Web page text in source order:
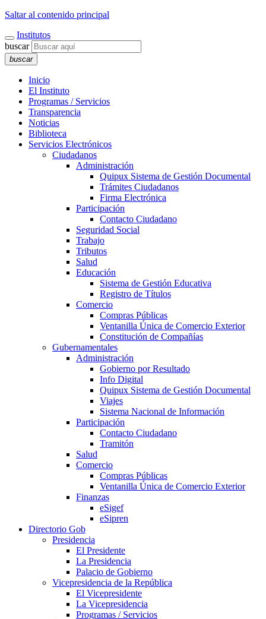
Saltar al contenido principal
Institutos
buscar
buscar
Inicio
El Instituto
Programas / Servicios
Transparencia
Noticias
Biblioteca
Servicios Electrónicos
Ciudadanos
Administración
Quipux Sistema de Gestión Documental
Trámites Ciudadanos
Firma Electrónica
Participación
Contacto Ciudadano
Seguridad Social
Trabajo
Tributos
Salud
Educación
Sistema de Gestión Educativa
Registro de Títulos
Comercio
Compras Públicas
Ventanilla Única de Comercio Exterior
Constitución de Compañías
Gubernamentales
Administración
Gobierno por Resultado
Info Digital
Quipux Sistema de Gestión Documental
Viajes
Sistema Nacional de Información
Participación
Contacto Ciudadano
Tramitón
Salud
Comercio
Compras Públicas
Ventanilla Única de Comercio Exterior
Finanzas
eSigef
eSipren
Directorio Gob
Presidencia
El Presidente
La Presidencia
Palacio de Gobierno
Vicepresidencia de la República
El Vicepresidente
La Vicepresidencia
Programas / Servicios